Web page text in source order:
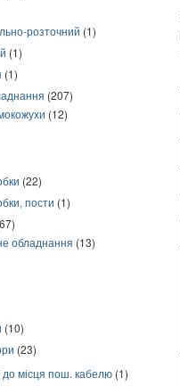
розточний (1)
(1)
(1)
(207)
(12)
(22)
пости (1)
обладнання (13)
(10)
(23)
до місця пош. кабелю (1)